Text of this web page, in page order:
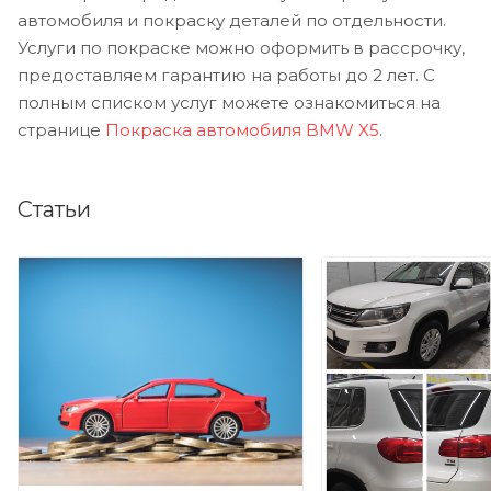
автомобиля и покраску деталей по отдельности.
Услуги по покраске можно оформить в рассрочку,
предоставляем гарантию на работы до 2 лет. С
полным списком услуг можете ознакомиться на
странице Покраска автомобиля BMW X5.
Статьи